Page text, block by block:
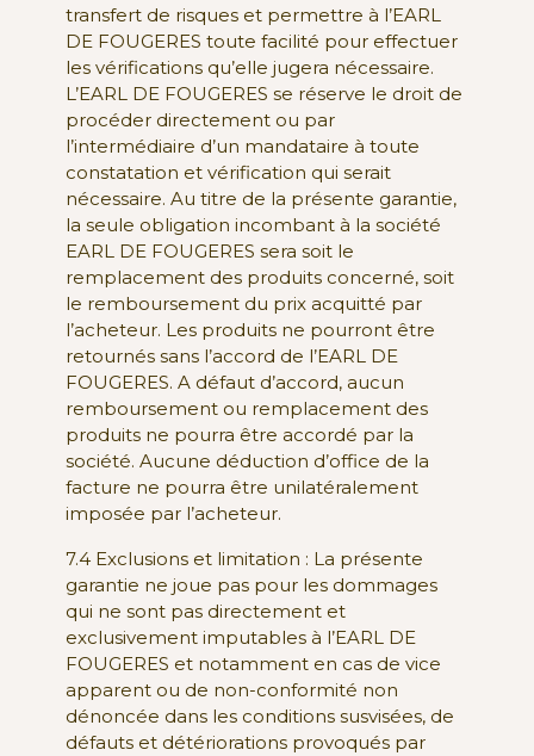
transfert de risques et permettre à l’EARL
DE FOUGERES toute facilité pour effectuer
les vérifications qu’elle jugera nécessaire.
L’EARL DE FOUGERES se réserve le droit de
procéder directement ou par
l’intermédiaire d’un mandataire à toute
constatation et vérification qui serait
nécessaire. Au titre de la présente garantie,
la seule obligation incombant à la société
EARL DE FOUGERES sera soit le
remplacement des produits concerné, soit
le remboursement du prix acquitté par
l’acheteur. Les produits ne pourront être
retournés sans l’accord de l’EARL DE
FOUGERES. A défaut d’accord, aucun
remboursement ou remplacement des
produits ne pourra être accordé par la
société. Aucune déduction d’office de la
facture ne pourra être unilatéralement
imposée par l’acheteur.
7.4 Exclusions et limitation : La présente
garantie ne joue pas pour les dommages
qui ne sont pas directement et
exclusivement imputables à l’EARL DE
FOUGERES et notamment en cas de vice
apparent ou de non-conformité non
dénoncée dans les conditions susvisées, de
défauts et détériorations provoqués par